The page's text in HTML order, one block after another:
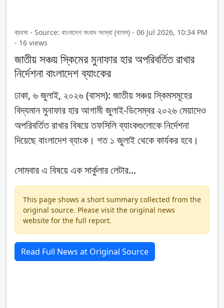
ব্যবসা - Source: বাংলাদেশ সংবাদ সংস্থা (বাসস) - 06 Jul 2026, 10:34 PM
- 16 views
জাতীয় সঞ্চয় স্কিমের মুনাফার হার অপরিবর্তিত রাখার
নির্দেশনা বাংলাদেশ ব্যাংকের
ঢাকা, ৬ জুলাই, ২০২৬ (বাসস): জাতীয় সঞ্চয় স্কিমসমূহের
বিদ্যমান মুনাফার হার আগামী জুলাই-ডিসেম্বর ২০২৬ মেয়াদেও
অপরিবর্তিত রাখার বিষয়ে তফসিলি ব্যাংকগুলোকে নির্দেশনা
দিয়েছে বাংলাদেশ ব্যাংক। গত ১ জুলাই থেকে কার্যকর হবে।
সোমবার এ বিষয়ে এক সার্কুলার লেটার...
This page shows a short summary collected from the
original source. Please visit the original news
website for the full report.
Read Full News at Original Source